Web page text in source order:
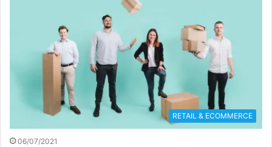
RETAIL & ECOMMERCE
06/07/2021